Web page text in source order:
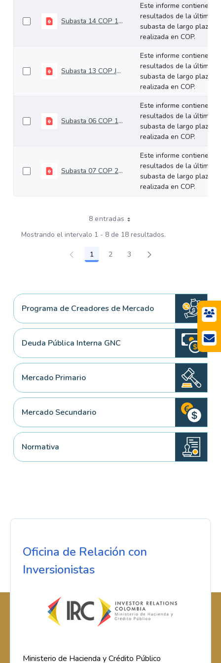
Subasta 14 COP 14-08-2024
Este informe contiene los
resultados de la última
subasta de largo plazo
realizada en COP.
Subasta 13 COP Julio 24 de 2024
Este informe contiene los
resultados de la última
subasta de largo plazo
realizada en COP.
Subasta 06 COP 10-04-2024
Este informe contiene los
resultados de la última
subasta de largo plazo
realizada en COP.
Subasta 07 COP 24-04-2024
Este informe contiene los
resultados de la última
subasta de largo plazo
realizada en COP.
8 entradas
Mostrando el intervalo 1 - 8 de 18 resultados.
Página
1 Página
2 Página
3
Programa de Creadores de Mercado
Deuda Pública Interna GNC
Mercado Primario
Mercado Secundario
Normativa
Oficina de Relación con
Inversionistas
Ministerio de Hacienda y Crédito Público